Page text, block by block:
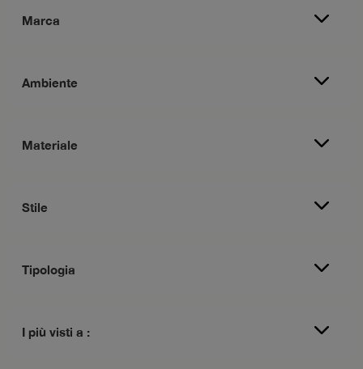
Marca
Ambiente
Materiale
Stile
Tipologia
I più visti a :